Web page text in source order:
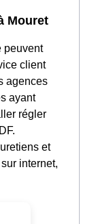
Mouret
peuvent
client
agences
ayant
régler
et
internet,